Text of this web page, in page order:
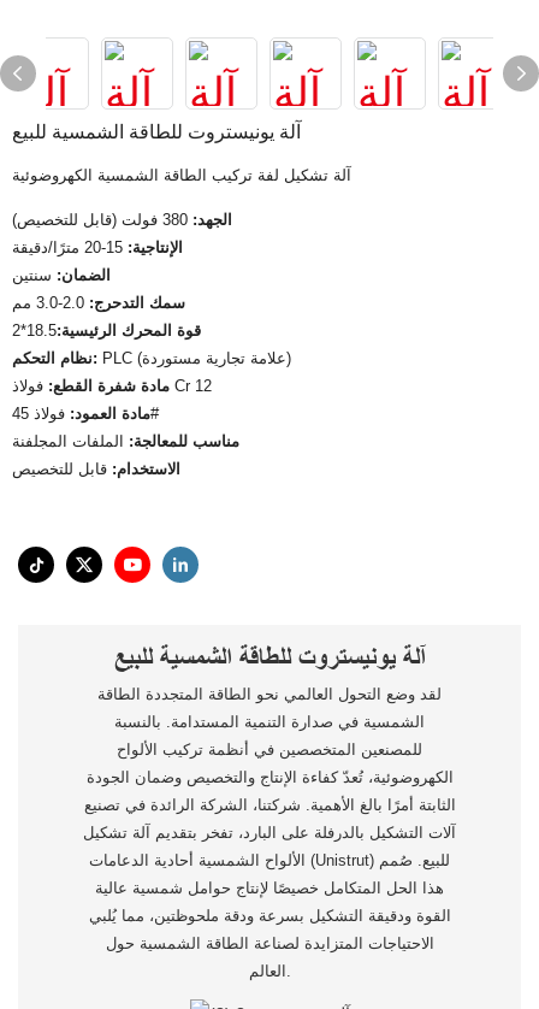
آلة يونيستروت للطاقة الشمسية للبيع
آلة تشكيل لفة تركيب الطاقة الشمسية الكهروضوئية
الجهد:
الإنتاجية:
الضمان: سنتين
سمك التدحرج:
قوة المحرك الرئيسية:18.5*2
نظام التحكم:
PLC (علامة تجارية مستوردة)
مادة شفرة القطع: فولاذ Cr 12
مادة العمود:فولاذ 45#
مناسب للمعالجة: الملفات المجلفنة
الاستخدام: قابل للتخصيص
آلة يونيستروت للطاقة الشمسية للبيع
لقد وضع التحول العالمي نحو الطاقة المتجددة الطاقة
الشمسية في صدارة التنمية المستدامة. بالنسبة
للمصنعين المتخصصين في أنظمة تركيب الألواح
الكهروضوئية، تُعدّ كفاءة الإنتاج والتخصيص وضمان الجودة
الثابتة أمرًا بالغ الأهمية. شركتنا، الشركة الرائدة في تصنيع
آلات التشكيل بالدرفلة على البارد، تفخر بتقديم آلة تشكيل
الألواح الشمسية أحادية الدعامات (Unistrut) للبيع. صُمم
هذا الحل المتكامل خصيصًا لإنتاج حوامل شمسية عالية
القوة ودقيقة التشكيل بسرعة ودقة ملحوظتين، مما يُلبي
الاحتياجات المتزايدة لصناعة الطاقة الشمسية حول
العالم.